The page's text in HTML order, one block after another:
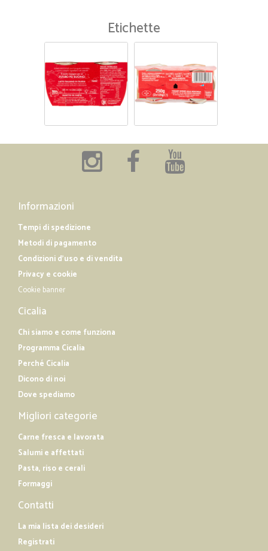
Etichette
Informazioni
Tempi di spedizione
Metodi di pagamento
Condizioni d'uso e di vendita
Privacy e cookie
Cookie banner
Cicalia
Chi siamo e come funziona
Programma Cicalia
Perché Cicalia
Dicono di noi
Dove spediamo
Migliori categorie
Carne fresca e lavorata
Salumi e affettati
Pasta, riso e cerali
Formaggi
Contatti
La mia lista dei desideri
Registrati